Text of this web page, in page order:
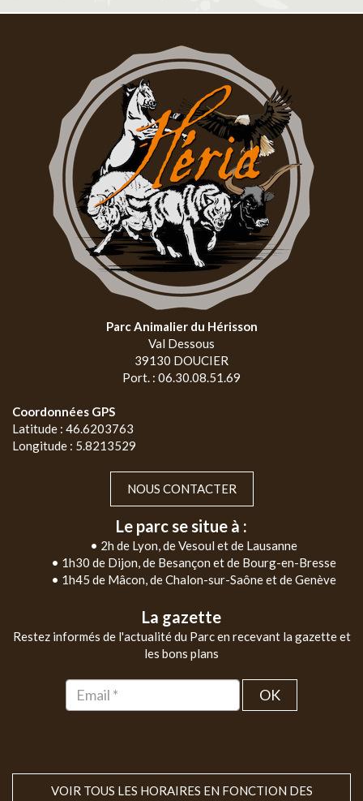
Parc Animalier du Hérisson
Val Dessous
39130 DOUCIER
Port. : 06.30.08.51.69
Coordonnées GPS
Latitude : 46.6203763
Longitude : 5.8213529
NOUS CONTACTER
Le parc se situe à :
• 2h de Lyon, de Vesoul et de Lausanne
• 1h30 de Dijon, de Besançon et de Bourg-en-Bresse
• 1h45 de Mâcon, de Chalon-sur-Saône et de Genève
La gazette
Restez informés de l'actualité du Parc en recevant la gazette et
les bons plans
OK
VOIR TOUS LES HORAIRES EN FONCTION DES